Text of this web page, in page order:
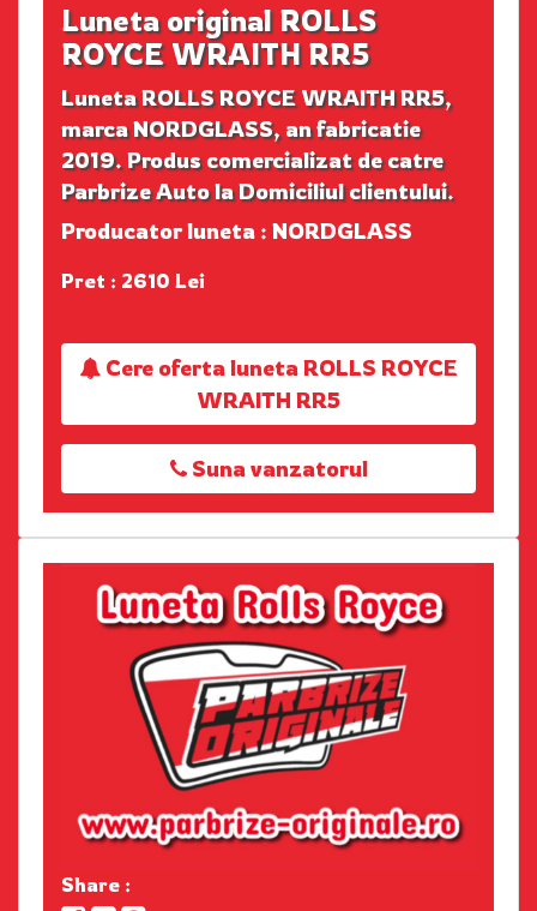
Luneta original ROLLS
ROYCE WRAITH RR5
Luneta ROLLS ROYCE WRAITH RR5,
marca NORDGLASS, an fabricatie
2019. Produs comercializat de catre
Parbrize Auto la Domiciliul clientului.
Producator luneta : NORDGLASS
Pret : 2610 Lei
Cere oferta luneta ROLLS ROYCE
WRAITH RR5
Suna vanzatorul
Share :